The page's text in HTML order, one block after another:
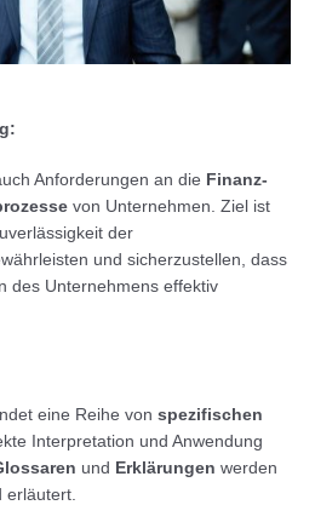
Anforderungen an die Finanz-
von Unternehmen. Ziel ist
der
und sicherzustellen, dass
des Unternehmens effektiv
eine Reihe von spezifischen
Interpretation und Anwendung
und Erklärungen werden